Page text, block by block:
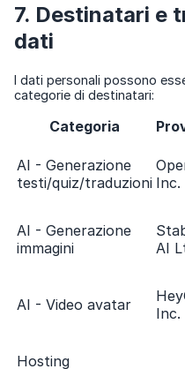
7. Destinatari e
dati
I dati personali possono
categorie di destinatari:
Categoria
AI - Generazione
testi/quiz/traduzioni Inc.
AI - Generazione
immagini
AI
AI - Video avatar
Inc.
Hosting